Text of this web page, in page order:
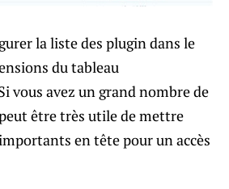
la liste des plugin dans le
du tableau
vous avez un grand nombre de
être très utile de mettre
en tête pour un accès